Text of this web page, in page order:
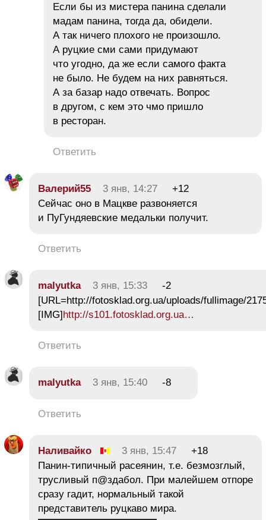
Если бы из мистера панина сделали
мадам панина, тогда да, обидели.
А так ничего плохого не произошло.
А руцкие сми сами придумают
что угодно, да же если самого факта
не было. Не будем на них равняться.
А за базар надо отвечать. Вопрос
в другом, с кем это чмо пришло
в ресторан.
Ответить
Валерий55 3 янв, 14:27
+12
Сейчас оно в Мацкве развоняется
и ПуГундяевские медальки получит.
Ответить
malyutka 3 янв, 15:33
-2
[URL=http://fotosklad.org.ua/uploads/fullimage/
[IMG]http://s101.fotosklad.org.ua…
Ответить
malyutka 3 янв, 15:40 -8
Ответить
Наливайко 3 янв, 15:47
+18
Панин-типичный расеянин, т.е. безмозглый,
трусливый п@здабол. При малейшем отпоре
сразу гадит, нормальный такой
представитель руцкаво мира.